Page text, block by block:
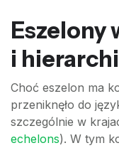
Eszelony
i
Choć eszelon ma
przeniknęło do
szczególnie w
echelons). W tym